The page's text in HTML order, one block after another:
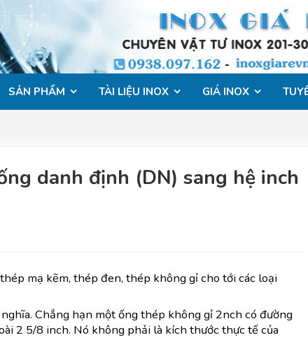
SẢN PHẨM TÀI LIỆU INOX GIÁ INOX
danh định (DN) sang hệ inch
mạ kẽm, thép đen, thép không gỉ cho tới các loại
Chẳng hạn một ống thép không gỉ 2nch có đường
2 5/8 inch. Nó không phải là kích thước thực tế của